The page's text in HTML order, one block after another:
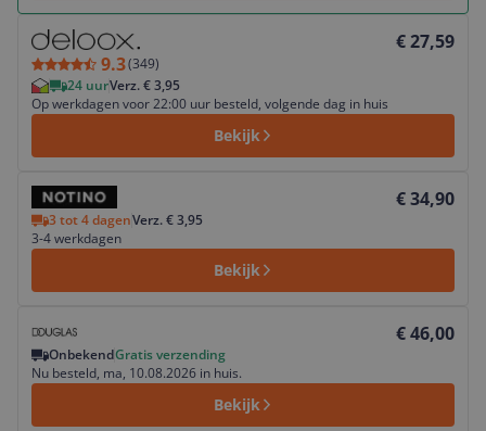
9.3(349)
€ 27,59
24 uurVerz. € 3,95
Op werkdagen voor 22:00 uur besteld, volgende dag in huis
Bekijk
Bekijk product
€ 34,90
3 tot 4 dagenVerz. € 3,95
3-4 werkdagen
Bekijk
Bekijk product
€ 46,00
OnbekendGratis verzending
Nu besteld, ma, 10.08.2026 in huis.
Bekijk